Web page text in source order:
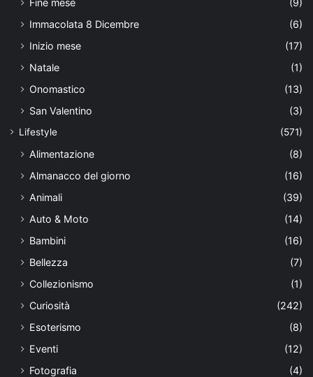
Immacolata 8 Dicembre
(6)
Inizio mese
(17)
Natale
(1)
Onomastico
(13)
San Valentino
(3)
Lifestyle (571)
Alimentazione
(8)
Almanacco del giorno
(16)
Animali
(39)
Auto & Moto
(14)
Bambini
(16)
Bellezza
(7)
Collezionismo
(1)
Curiosità
(242)
Esoterismo
(8)
Eventi
(12)
Fotografia
(4)